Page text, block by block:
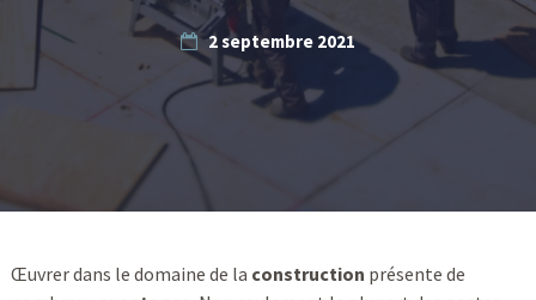
2 septembre 2021
Œuvrer dans le domaine de la construction présente de